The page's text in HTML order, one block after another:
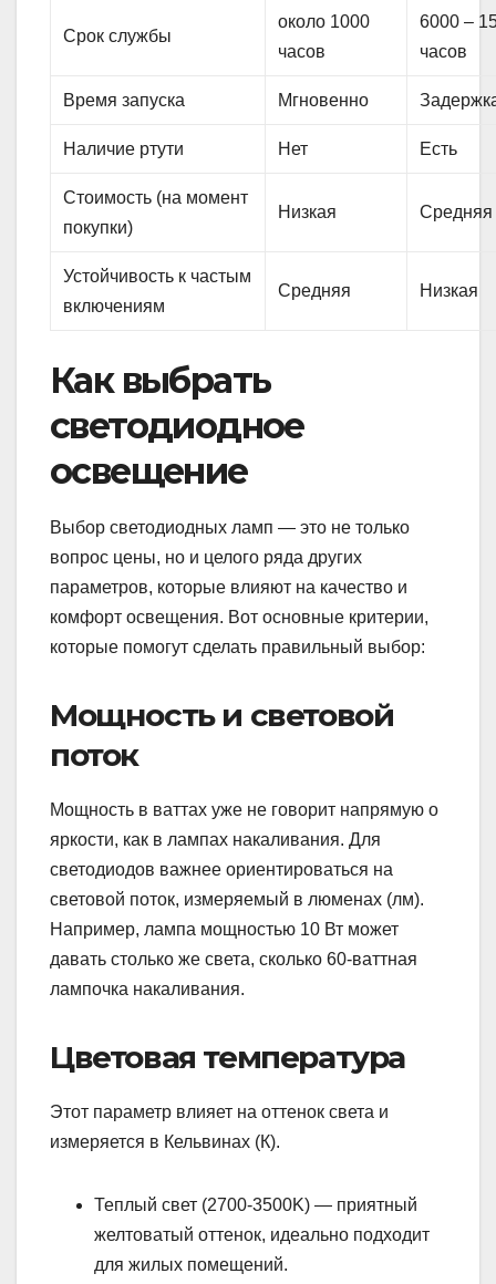
Срок службы
около 1000
часов
6000 –
часов
Время запуска Мгновенно
Наличие ртути Нет Есть
Стоимость (на момент
покупки)
Низкая Средняя
Устойчивость к частым
включениям
Средняя Низкая
Как выбрать
светодиодное
освещение
Выбор светодиодных ламп — это не только
вопрос цены, но и целого ряда других
параметров, которые влияют на качество и
комфорт освещения. Вот основные критерии,
которые помогут сделать правильный выбор:
Мощность и световой
поток
Мощность в ваттах уже не говорит напрямую о
яркости, как в лампах накаливания. Для
светодиодов важнее ориентироваться на
световой поток, измеряемый в люменах (лм).
Например, лампа мощностью 10 Вт может
давать столько же света, сколько 60-ваттная
лампочка накаливания.
Цветовая температура
Этот параметр влияет на оттенок света и
измеряется в Кельвинах (К).
Теплый свет (2700-3500K) — приятный
желтоватый оттенок, идеально подходит
для жилых помещений.